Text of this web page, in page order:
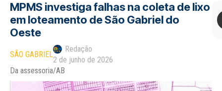
MPMS investiga falhas na coleta de lixo
em loteamento de São Gabriel do
Oeste
SÃO GABRIEL
Redação
2 de junho de 2026
Da assessoria/AB